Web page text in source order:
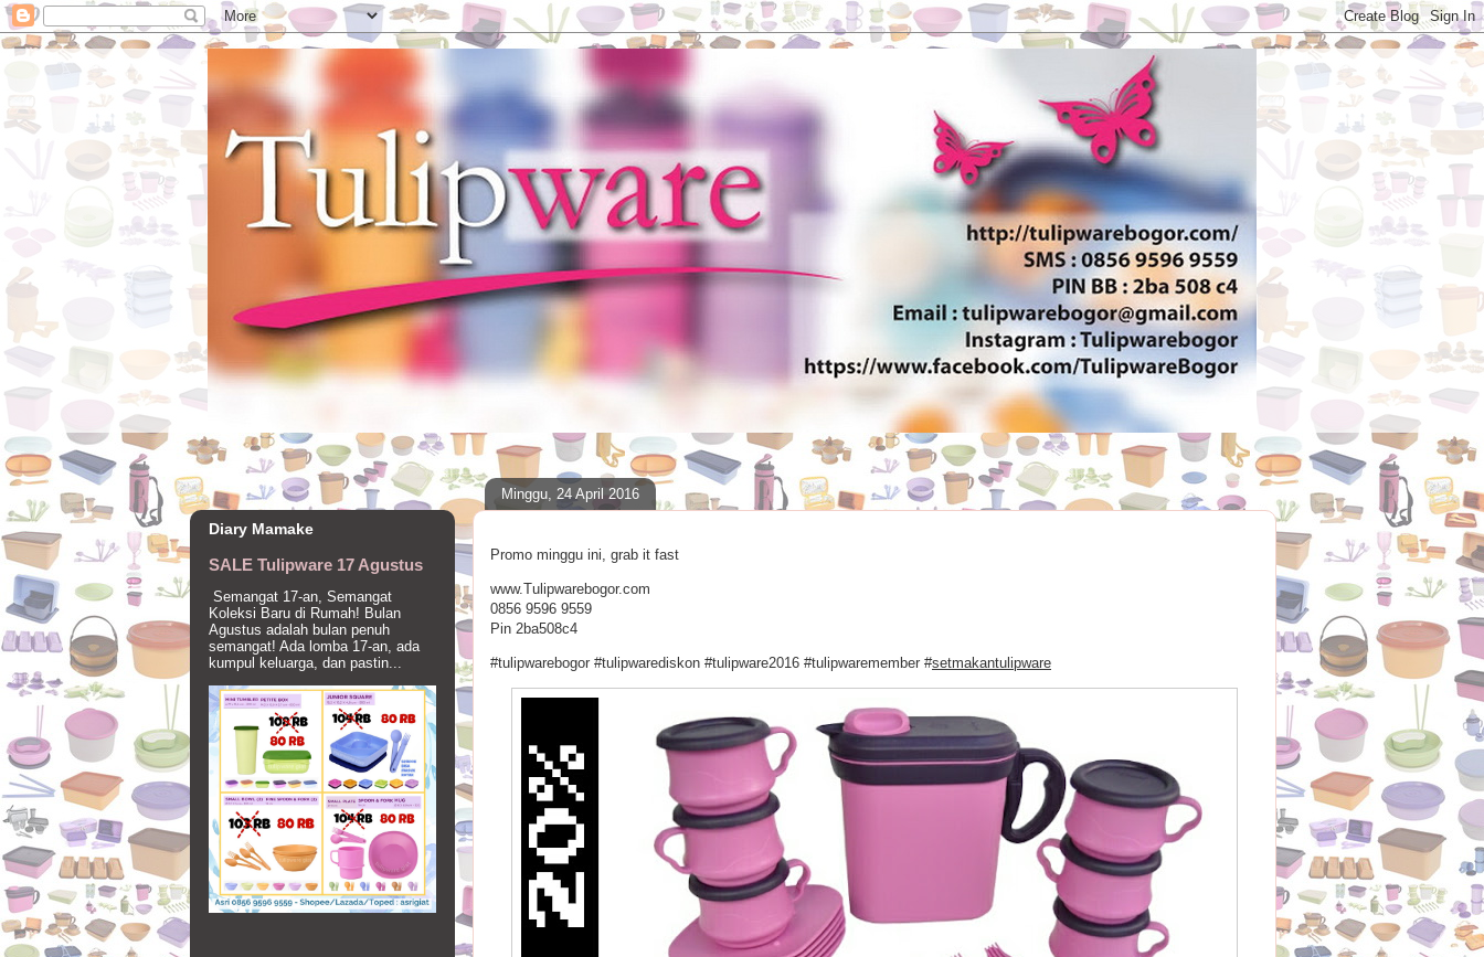
Minggu, 24 April 2016
Promo minggu ini, grab it fast
www.Tulipwarebogor.com
0856 9596 9559
Pin 2ba508c4
#tulipwarebogor #tulipwarediskon #tulipware2016 #tulipwaremember #setmakantulipware
Diary Mamake
SALE Tulipware 17 Agustus
Semangat 17-an, Semangat
Koleksi Baru di Rumah! Bulan
Agustus adalah bulan penuh
semangat! Ada lomba 17-an, ada
kumpul keluarga, dan pastin...